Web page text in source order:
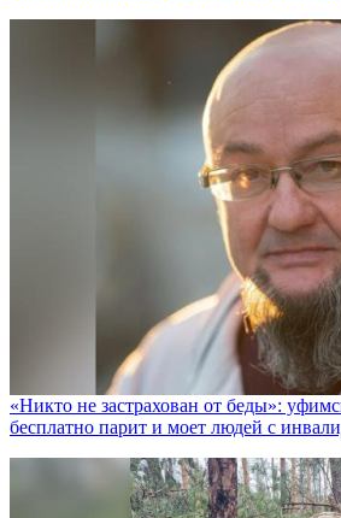
«Никто не заcтрахован от беды»:
бесплатно парит и моет людей с